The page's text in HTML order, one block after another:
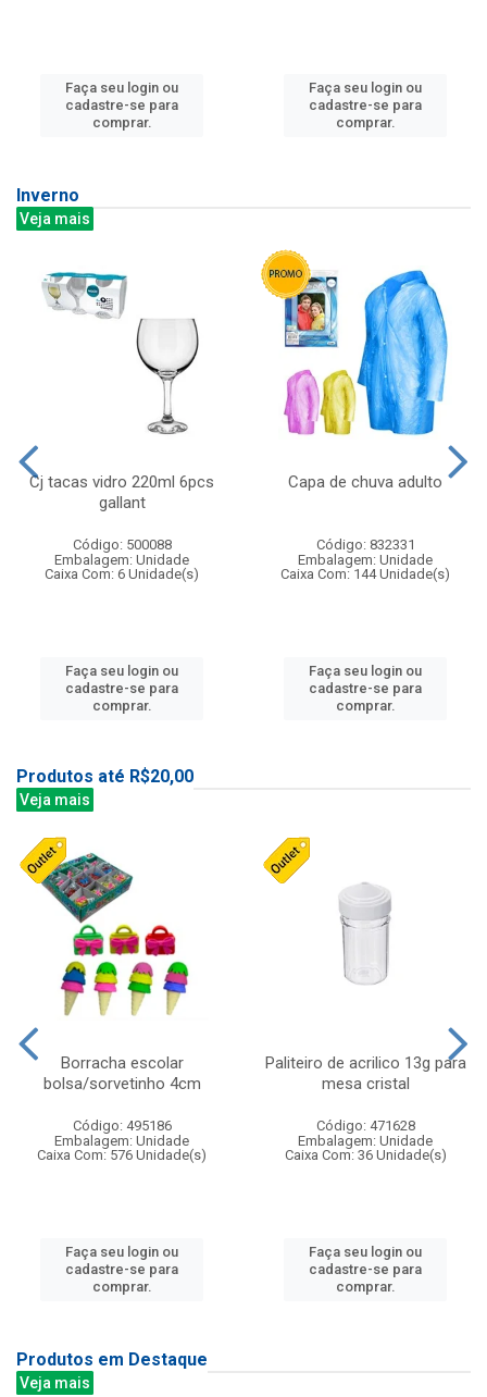
Faça seu login ou
cadastre-se para
comprar.
Faça seu login ou
cadastre-se para
comprar.
Inverno
Veja mais
Cj tacas vidro 220ml 6pcs
gallant
Código: 500088
Embalagem: Unidade
Caixa Com: 6 Unidade(s)
Faça seu login ou
cadastre-se para
comprar.
Capa de chuva adulto
Código: 832331
Embalagem: Unidade
Caixa Com: 144 Unidade(s)
Faça seu login ou
cadastre-se para
comprar.
Produtos até R$20,00
Veja mais
Borracha escolar
bolsa/sorvetinho 4cm
Código: 495186
Embalagem: Unidade
Caixa Com: 576 Unidade(s)
Faça seu login ou
cadastre-se para
comprar.
Paliteiro de acrilico 13g para
mesa cristal
Código: 471628
Embalagem: Unidade
Caixa Com: 36 Unidade(s)
Faça seu login ou
cadastre-se para
comprar.
Produtos em Destaque
Veja mais